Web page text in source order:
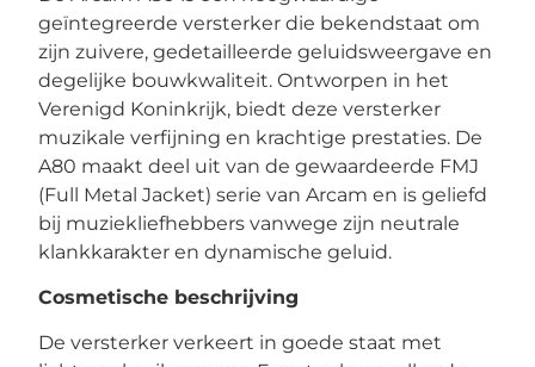
geïntegreerde versterker die bekendstaat om
zijn zuivere, gedetailleerde geluidsweergave en
degelijke bouwkwaliteit. Ontworpen in het
Verenigd Koninkrijk, biedt deze versterker
muzikale verfijning en krachtige prestaties. De
A80 maakt deel uit van de gewaardeerde FMJ
(Full Metal Jacket) serie van Arcam en is geliefd
bij muziekliefhebbers vanwege zijn neutrale
klankkarakter en dynamische geluid.
Cosmetische beschrijving
De versterker verkeert in goede staat met